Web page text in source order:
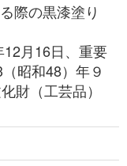
際の黒漆塗り
月16日、重要
昭和48）年９
財（工芸品）